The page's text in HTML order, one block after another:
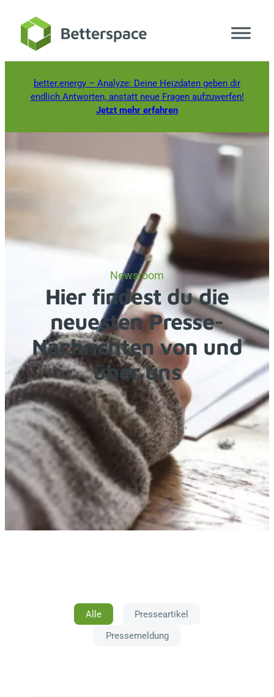
Inhalt
springen
better.energy – Analyze: Deine Heizdaten geben dir
endlich Antworten, anstatt neue Fragen aufzuwerfen!
Jetzt mehr erfahren
Newsroom
Hier findest du die
neuesten Presse-
Nachrichten von und
über uns
Alle
Presseartikel
Pressemeldung